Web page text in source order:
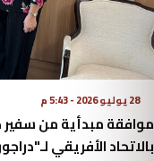
28 يوليو 2026 - 5:43 م
موافقة مبدأية من
بالاتحاد الأفريقي